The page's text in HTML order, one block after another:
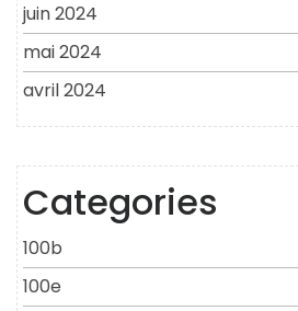
juin 2024
mai 2024
avril 2024
Categories
100b
100e